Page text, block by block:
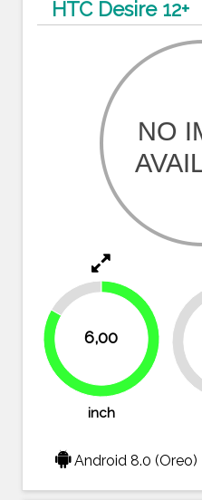
HTC Desire 12+
6,00
16.7%
83.3%
inch
67.5%
Android 8.0 (Oreo)